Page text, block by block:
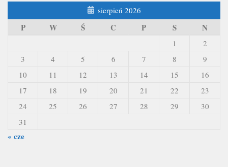
sierpień 2026
P W Ś C P S N
1
2
3
4 5 6 7 8
9
10
11 12 13 14 15
16
17
18 19 20 21 22
23
24
25 26 27 28 29
30
31
« cze